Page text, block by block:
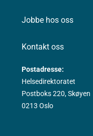
Jobbe hos oss
Kontakt oss
Postadresse:
Helsedirektoratet
Postboks 220, Skøyen
0213 Oslo